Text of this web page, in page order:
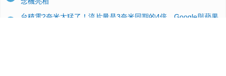
台積電2奈米太猛了！流片量是3奈米同期的4倍，Google與蘋果